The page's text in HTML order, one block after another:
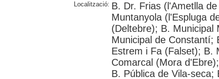
Localització: B. Dr. Frias (l'Ametlla
Muntanyola (l'Espluga
(Deltebre); B. Municipal
Municipal de Constantí;
Estrem i Fa (Falset); B.
Comarcal (Mora
B. Pública de Vila-